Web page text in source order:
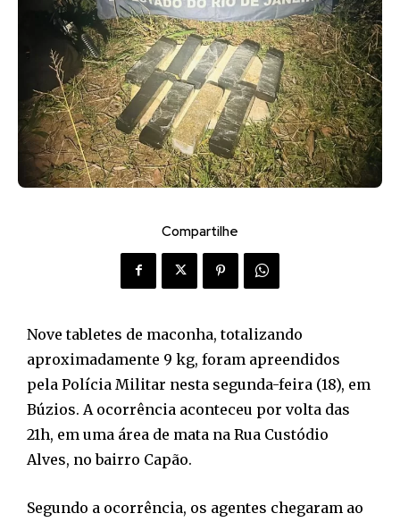
Compartilhe
Nove tabletes de maconha, totalizando
aproximadamente 9 kg, foram apreendidos
pela Polícia Militar nesta segunda-feira (18), em
Búzios. A ocorrência aconteceu por volta das
21h, em uma área de mata na Rua Custódio
Alves, no bairro Capão.
Segundo a ocorrência, os agentes chegaram ao